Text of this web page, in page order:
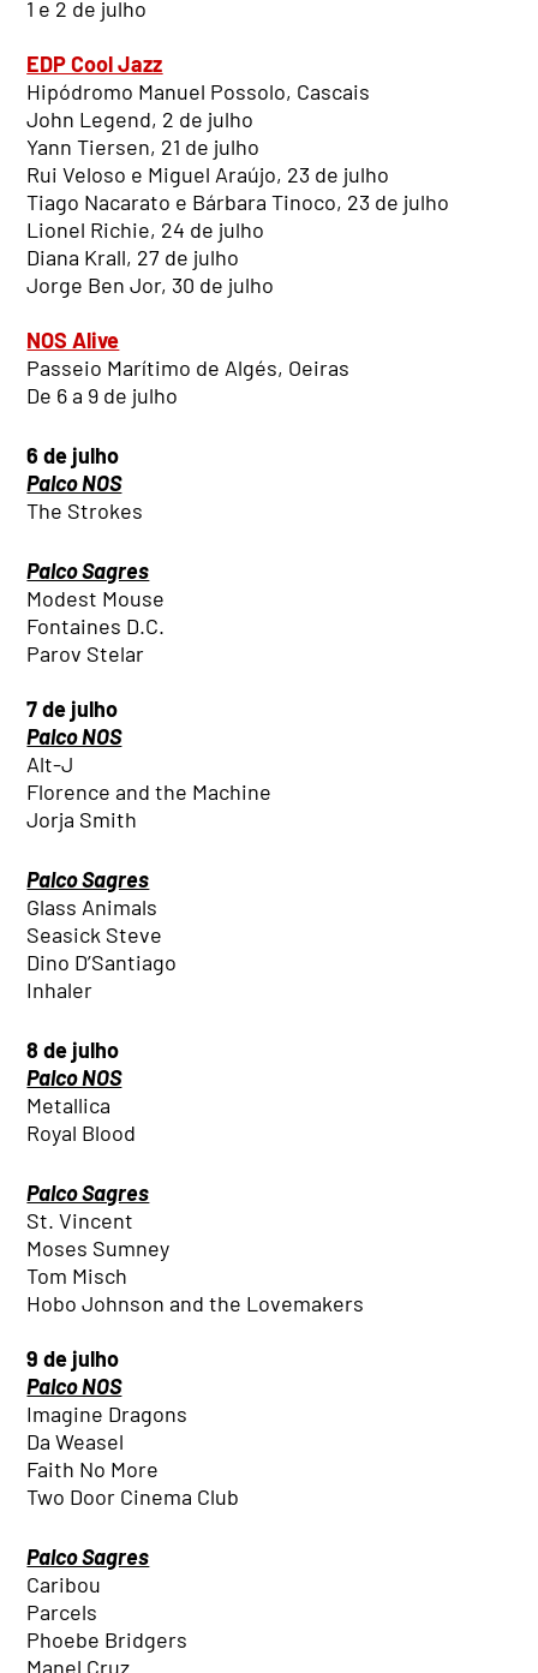
1 e 2 de julho
EDP Cool Jazz
Hipódromo Manuel Possolo, Cascais
John Legend, 2 de julho
Yann Tiersen, 21 de julho
Rui Veloso e Miguel Araújo, 23 de julho
Tiago Nacarato e Bárbara Tinoco, 23 de julho
Lionel Richie, 24 de julho
Diana Krall, 27 de julho
Jorge Ben Jor, 30 de julho
NOS Alive
Passeio Marítimo de Algés, Oeiras
De 6 a 9 de julho
6 de julho
Palco NOS
The Strokes
Palco Sagres
Modest Mouse
Fontaines D.C.
Parov Stelar
7 de julho
Palco NOS
Alt-J
Florence and the Machine
Jorja Smith
Palco Sagres
Glass Animals
Seasick Steve
Dino D’Santiago
Inhaler
8 de julho
Palco NOS
Metallica
Royal Blood
Palco Sagres
St. Vincent
Moses Sumney
Tom Misch
Hobo Johnson and the Lovemakers
9 de julho
Palco NOS
Imagine Dragons
Da Weasel
Faith No More
Two Door Cinema Club
Palco Sagres
Caribou
Parcels
Phoebe Bridgers
Manel Cruz